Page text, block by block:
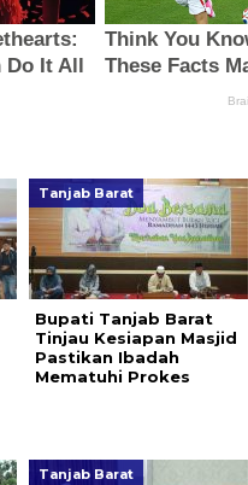
Tanjab Barat
Bupati Tanjab Barat
Tinjau Kesiapan Masjid
Pastikan Ibadah
Mematuhi Prokes
Tanjab Barat